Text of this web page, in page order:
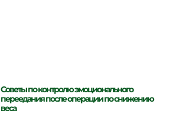
Советы по контролю эмоционального
переедания после операции по снижению
веса